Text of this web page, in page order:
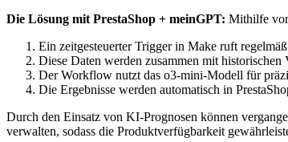
Die Lösung mit PrestaShop + meinGPT: Mithilfe
Ein zeitgesteuerter Trigger in Make ruft
Diese Daten werden zusammen mit
Der Workflow nutzt das o3-mini-Modell für
Die Ergebnisse werden automatisch in
Durch den Einsatz von KI-Prognosen können
verwalten, sodass die Produktverfügbarkeit